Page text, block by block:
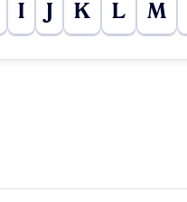
I K L M